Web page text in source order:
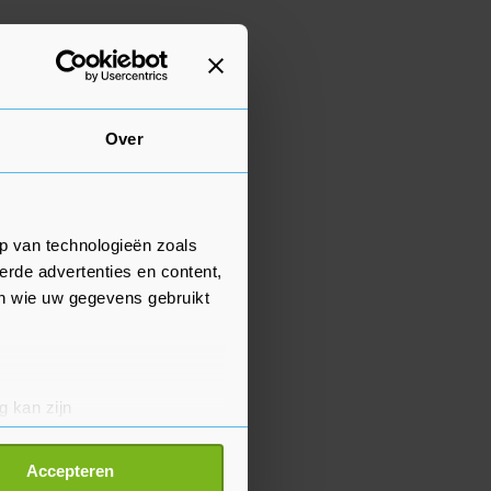
Over
van technologieën zoals
advertenties en content,
wie uw gegevens gebruikt
kan zijn
detailgedeelte
Accepteren